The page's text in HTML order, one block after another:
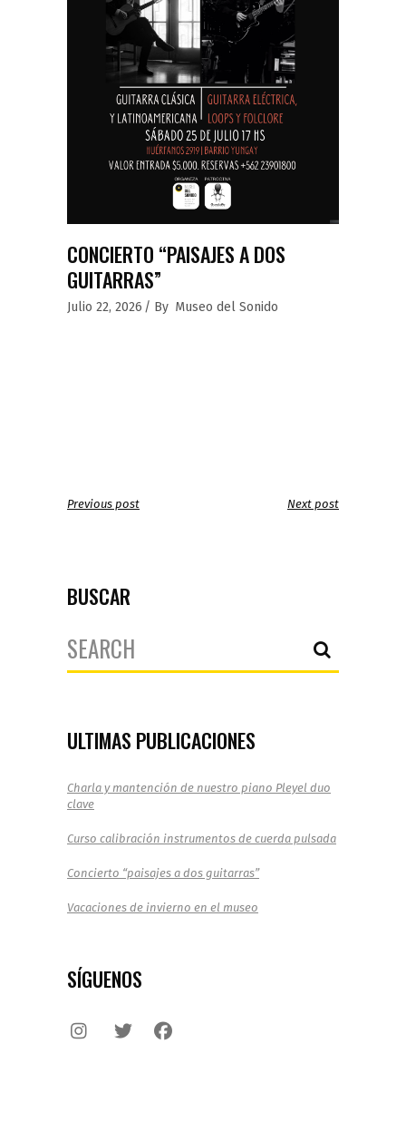
CONCIERTO “PAISAJES A DOS
GUITARRAS”
Julio 22, 2026 By Museo del Sonido
Previous post Next post
BUSCAR
Search
for:
ULTIMAS PUBLICACIONES
Charla y mantención de nuestro piano Pleyel duo
clave
Curso calibración instrumentos de cuerda pulsada
Concierto “paisajes a dos guitarras”
Vacaciones de invierno en el museo
SÍGUENOS